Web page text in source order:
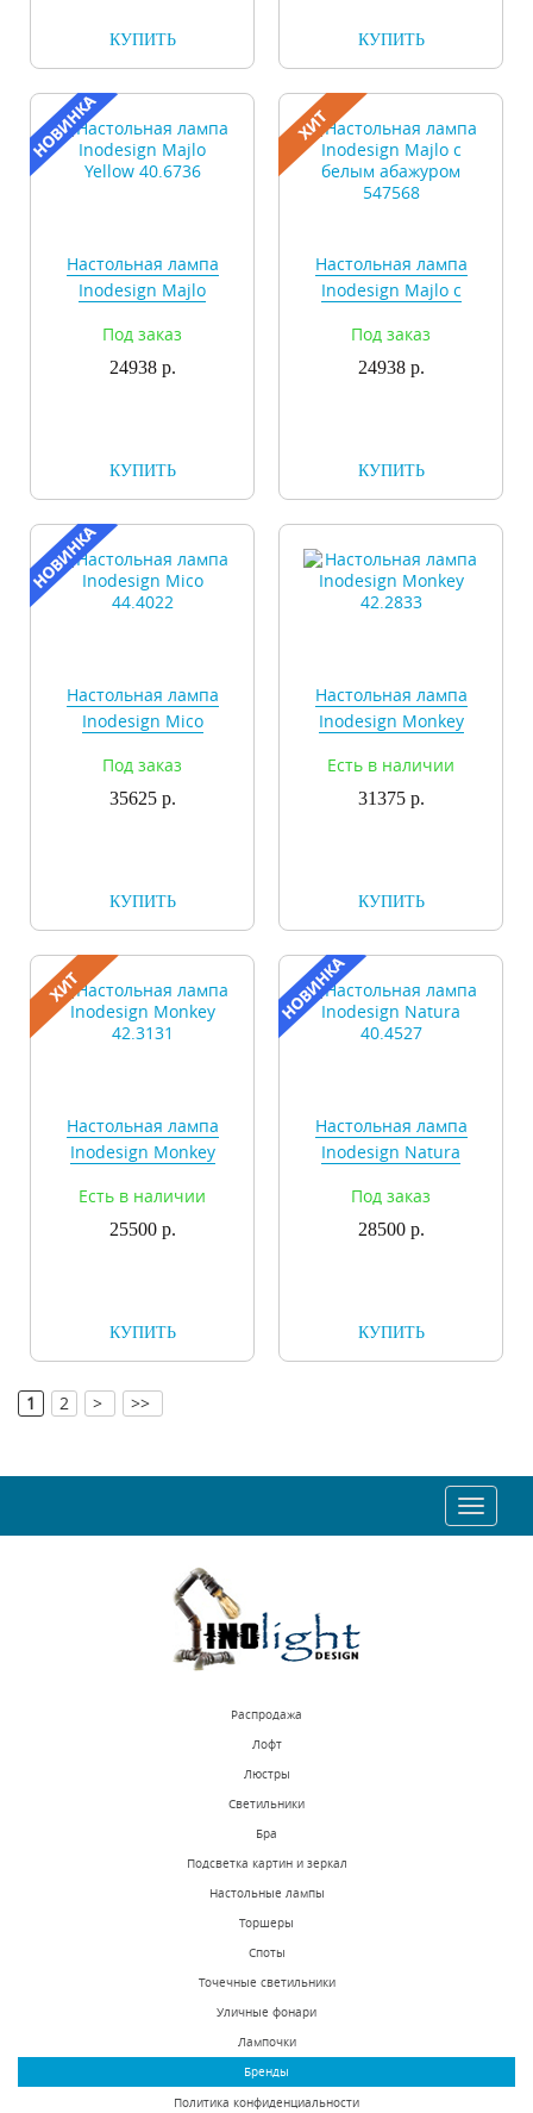
КУПИТЬ КУПИТЬ
Настольная лампа
Inodesign Majlo
Под заказ
24938 р.
КУПИТЬ
Настольная лампа
Inodesign Majlo с
547568
Под заказ
24938 р.
КУПИТЬ
Настольная лампа
Inodesign Mico
Под заказ
35625 р.
КУПИТЬ
Настольная лампа
Inodesign Monkey
Есть в наличии
31375 р.
КУПИТЬ
Настольная лампа
Inodesign Monkey
Есть в наличии
25500 р.
КУПИТЬ
Настольная лампа
Inodesign Natura
Под заказ
28500 р.
КУПИТЬ
1 2 > >>
Toggle
Распродажа
Лофт
Люстры
Светильники
Бра
Подсветка картин и зеркал
Настольные лампы
Торшеры
Споты
Точечные светильники
Уличные фонари
Лампочки
Бренды
Политика конфиденциальности